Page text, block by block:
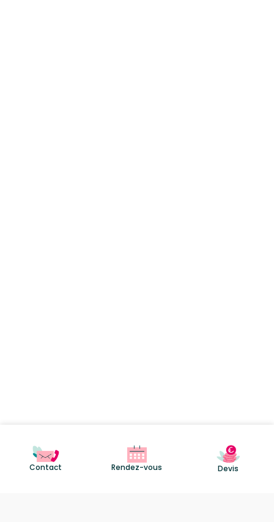
Contact Rendez-vous Devis